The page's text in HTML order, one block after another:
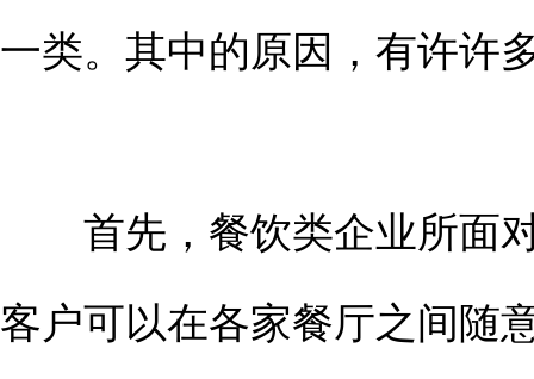
一类。其中的原因，有许许
首先，餐饮类企业所面
客户可以在各家餐厅之间随